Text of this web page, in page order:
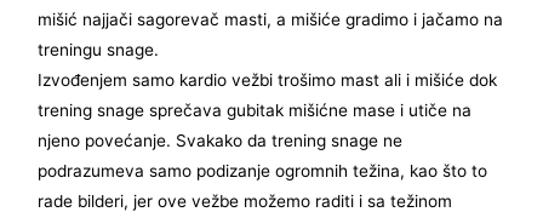
mišić najjači sagorevač masti, a mišiće gradimo i jačamo na
treningu snage.
Izvođenjem samo kardio vežbi trošimo mast ali i mišiće dok
trening snage sprečava gubitak mišićne mase i utiče na
njeno povećanje. Svakako da trening snage ne
podrazumeva samo podizanje ogromnih težina, kao što to
rade bilderi, jer ove vežbe možemo raditi i sa težinom